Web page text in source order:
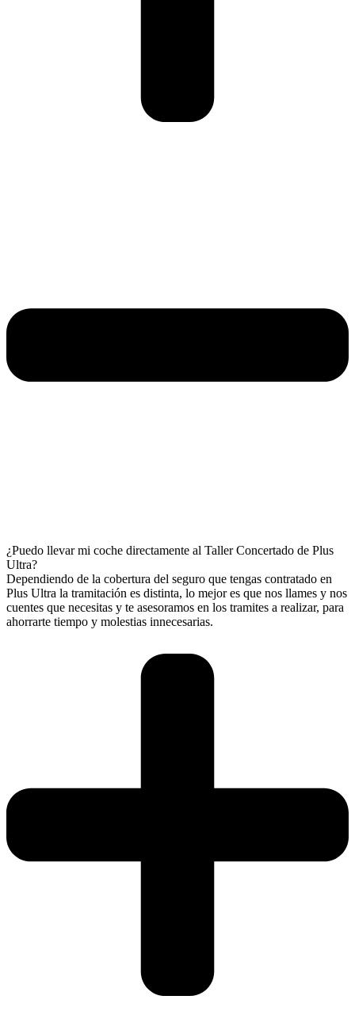
¿Puedo llevar mi coche directamente al Taller Concertado de Plus
Ultra?
Dependiendo de la cobertura del seguro que tengas contratado en
Plus Ultra la tramitación es distinta, lo mejor es que nos llames y nos
cuentes que necesitas y te asesoramos en los tramites a realizar, para
ahorrarte tiempo y molestias innecesarias.